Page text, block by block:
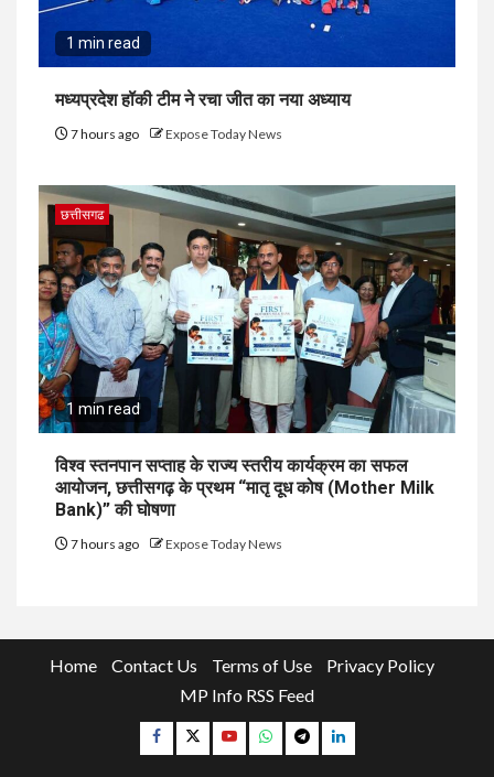
1 min read
मध्यप्रदेश हॉकी टीम ने रचा जीत का नया अध्याय
7 hours ago Expose Today News
छत्तीसगढ
1 min read
विश्व स्तनपान सप्ताह के राज्य स्तरीय कार्यक्रम का सफल
आयोजन, छत्तीसगढ़ के प्रथम “मातृ दूध कोष (Mother Milk
Bank)” की घोषणा
7 hours ago Expose Today News
Home Contact Us Terms of Use
Privacy Policy
MP Info RSS Feed
Facebook
TwitterYouTubeWhatsapp
TelegramLinkedin